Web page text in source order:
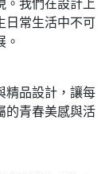
。我們在設計上
日常生活中不可
。
精品設計，讓每
的青春美感與活